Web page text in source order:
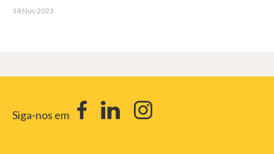
14 Nov 2023
Siga-nos em